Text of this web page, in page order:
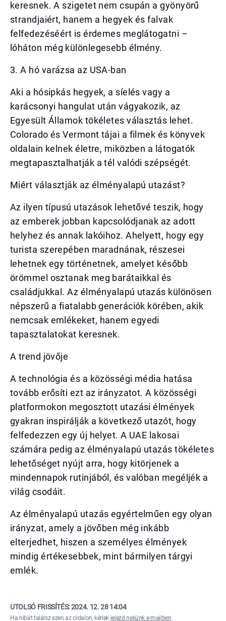
keresnek. A szigetet nem csupán a gyönyörű
strandjaiért, hanem a hegyek és falvak
felfedezéséért is érdemes meglátogatni –
lóháton még különlegesebb élmény.
3. A hó varázsa az USA-ban
Aki a hósipkás hegyek, a síelés vagy a
karácsonyi hangulat után vágyakozik, az
Egyesült Államok tökéletes választás lehet.
Colorado és Vermont tájai a filmek és könyvek
oldalain kelnek életre, miközben a látogatók
megtapasztalhatják a tél valódi szépségét.
Miért választják az élményalapú utazást?
Az ilyen típusú utazások lehetővé teszik, hogy
az emberek jobban kapcsolódjanak az adott
helyhez és annak lakóihoz. Ahelyett, hogy egy
turista szerepében maradnának, részesei
lehetnek egy történetnek, amelyet később
örömmel osztanak meg barátaikkal és
családjukkal. Az élményalapú utazás különösen
népszerű a fiatalabb generációk körében, akik
nemcsak emlékeket, hanem egyedi
tapasztalatokat keresnek.
A trend jövője
A technológia és a közösségi média hatása
tovább erősíti ezt az irányzatot. A közösségi
platformokon megosztott utazási élmények
gyakran inspirálják a következő utazót, hogy
felfedezzen egy új helyet. A UAE lakosai
számára pedig az élményalapú utazás tökéletes
lehetőséget nyújt arra, hogy kitörjenek a
mindennapok rutinjából, és valóban megéljék a
világ csodáit.
Az élményalapú utazás egyértelműen egy olyan
irányzat, amely a jövőben még inkább
elterjedhet, hiszen a személyes élmények
mindig értékesebbek, mint bármilyen tárgyi
emlék.
UTOLSÓ FRISSÍTÉS:2024. 12. 28 14:04
Ha hibát találsz ezen az oldalon, kérlek jelezd nekünk e-mailben.